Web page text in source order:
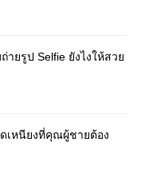
ายรูป Selfie ยังไงให้สวย
เหนียงที่คุณผู้ชายต้อง